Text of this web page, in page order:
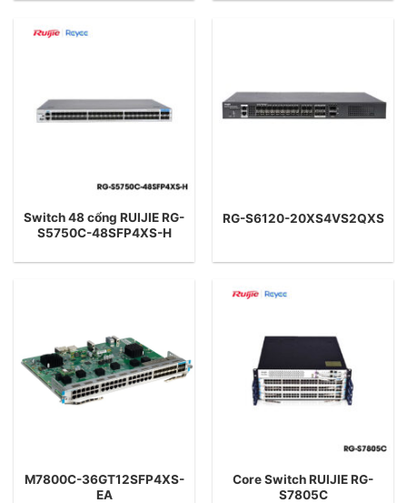
Switch 48 cổng RUIJIE RG-
S5750C-48SFP4XS-H
RG-S6120-20XS4VS2QXS
M7800C-36GT12SFP4XS-
EA
Core Switch RUIJIE RG-
S7805C